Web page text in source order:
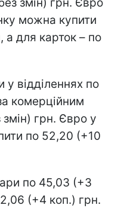
можна купити
а для карток – по
відділеннях по
комерційним
грн. Євро у
по 52,20 (+10
по 45,03 (+3
(+4 коп.) грн.